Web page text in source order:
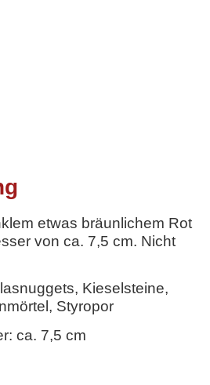
etwas bräunlichem Rot
von ca. 7,5 cm. Nicht
Kieselsteine,
Styropor
ca. 7,5 cm